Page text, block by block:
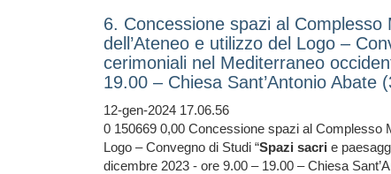
6. Concessione spazi al
dell’Ateneo e utilizzo del Logo –
cerimoniali nel Mediterraneo
19.00 – Chiesa Sant’Antonio Abate
12-gen-2024 17.06.56
0 150669 0,00 Concessione spazi al Complesso
Logo – Convegno di Studi “Spazi sacri e
dicembre 2023 - ore 9.00 – 19.00 – Chiesa